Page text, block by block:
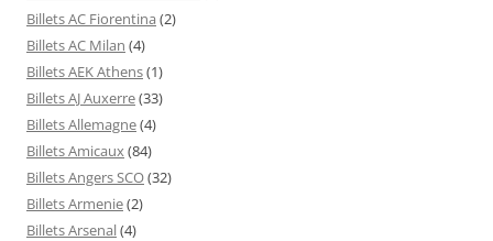
Billets AC Fiorentina (2)
Billets AC Milan (4)
Billets AEK Athens(1)
Billets AJ Auxerre(33)
Billets Allemagne(4)
Billets Amicaux(84)
Billets Angers SCO(32)
Billets Armenie(2)
Billets Arsenal(4)